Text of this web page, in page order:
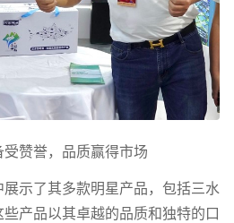
赞誉，品质赢得市场
示了其多款明星产品，包括三水
产品以其卓越的品质和独特的口